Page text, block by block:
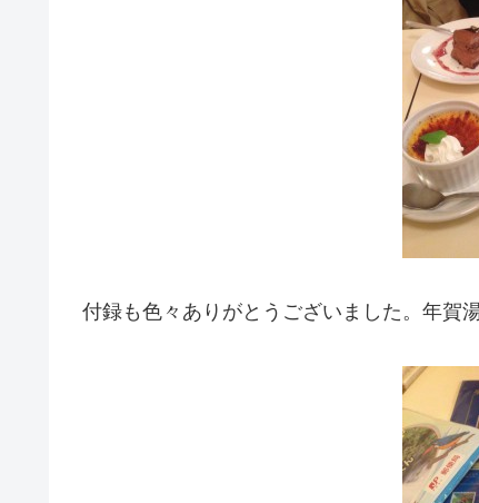
付録も色々ありがとうございました。年賀